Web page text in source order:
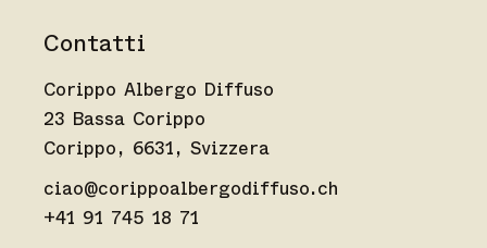
Contatti
Corippo Albergo Diffuso
23 Bassa Corippo
Corippo, 6631, Svizzera
ciao@corippoalbergodiffuso.ch
+41 91 745 18 71